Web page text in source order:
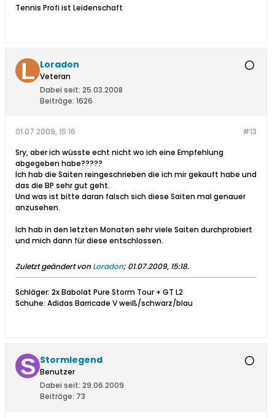
Tennis Profi ist Leidenschaft
Loradon
Veteran
Dabei seit: 25.03.2008
Beiträge: 1626
#13
01.07.2009, 15:16
Sry, aber ich wüsste echt nicht wo ich eine Empfehlung
abgegeben habe?????
Ich hab die Saiten reingeschrieben die ich mir gekauft habe und
das die BP sehr gut geht.
Und was ist bitte daran falsch sich diese Saiten mal genauer
anzusehen.
Ich hab in den letzten Monaten sehr viele Saiten durchprobiert
und mich dann für diese entschlossen.
Zuletzt geändert von Loradon; 01.07.2009, 15:18.
Schläger: 2x Babolat Pure Storm Tour + GT L2
Schuhe: Adidas Barricade V weiß/schwarz/blau
Stormlegend
Benutzer
Dabei seit: 29.06.2009
Beiträge: 73